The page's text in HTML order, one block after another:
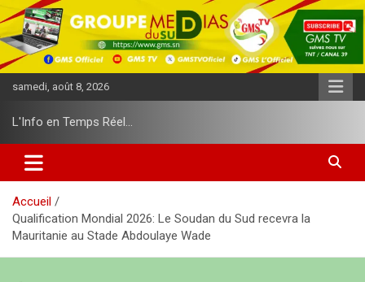
l
l
e
r
o
t
samedi, août 8, 2026
L'Info en Temps Réel…
Accueil
Qualification Mondial 2026: Le Soudan du Sud recevra la
Mauritanie au Stade Abdoulaye Wade